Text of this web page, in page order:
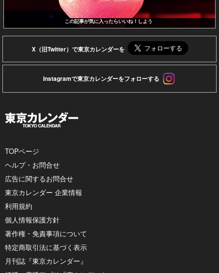
この記事が気に入ったらいいね！しよう
X（旧Twitter）で東京カレンダーを
Instagramで東京カレンダーをフォローする
TOPページ
ヘルプ・お問合せ
広告に関するお問合せ
東京カレンダー 企業情報
利用規約
個人情報保護方針
著作権・免責事項について
特定商取引法に基づく表示
月刊誌『東京カレンダー』